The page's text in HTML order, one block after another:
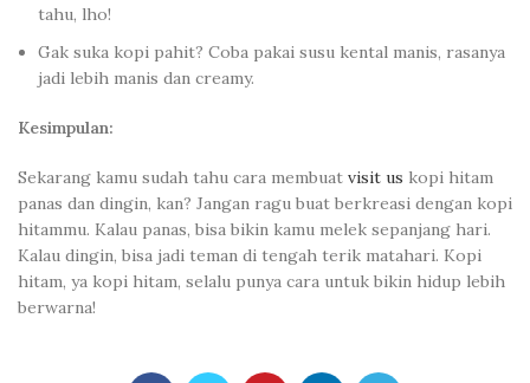
tahu, lho!
Gak suka kopi pahit? Coba pakai susu kental manis, rasanya
jadi lebih manis dan creamy.
Kesimpulan:
Sekarang kamu sudah tahu cara membuat visit us kopi hitam
panas dan dingin, kan? Jangan ragu buat berkreasi dengan kopi
hitammu. Kalau panas, bisa bikin kamu melek sepanjang hari.
Kalau dingin, bisa jadi teman di tengah terik matahari. Kopi
hitam, ya kopi hitam, selalu punya cara untuk bikin hidup lebih
berwarna!